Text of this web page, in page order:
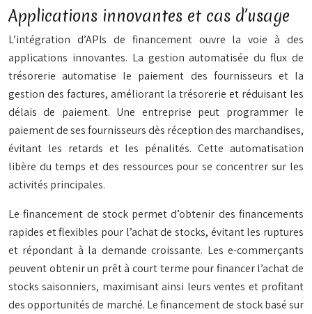
Applications innovantes et cas d’usage
L’intégration d’APIs de financement ouvre la voie à des
applications innovantes. La gestion automatisée du flux de
trésorerie automatise le paiement des fournisseurs et la
gestion des factures, améliorant la trésorerie et réduisant les
délais de paiement. Une entreprise peut programmer le
paiement de ses fournisseurs dès réception des marchandises,
évitant les retards et les pénalités. Cette automatisation
libère du temps et des ressources pour se concentrer sur les
activités principales.
Le financement de stock permet d’obtenir des financements
rapides et flexibles pour l’achat de stocks, évitant les ruptures
et répondant à la demande croissante. Les e-commerçants
peuvent obtenir un prêt à court terme pour financer l’achat de
stocks saisonniers, maximisant ainsi leurs ventes et profitant
des opportunités de marché. Le financement de stock basé sur